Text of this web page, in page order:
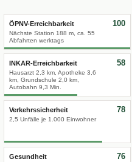
ÖPNV-Erreichbarkeit
Nächste Station 188 m, ca. 55
Abfahrten werktags
100
INKAR-Erreichbarkeit
Hausarzt 2,3 km, Apotheke 3,6
km, Grundschule 2,0 km,
Autobahn 9,3 Min.
58
Verkehrssicherheit
2,5 Unfälle je 1.000 Einwohner
78
Gesundheit 76